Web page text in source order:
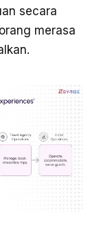
secara
merasa